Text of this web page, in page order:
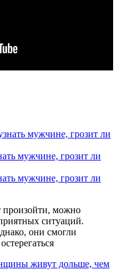
мужчине, грозит ли
мужчине, грозит ли
произойти, можно
ситуаций.
они смогли